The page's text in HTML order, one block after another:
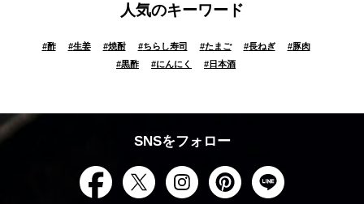
人気のキーワード
#酢 #生姜 #焼酎 #ちらし寿司 #たまご #長ねぎ #豚肉
#黒酢 #にんにく #日本酒
SNSをフォロー